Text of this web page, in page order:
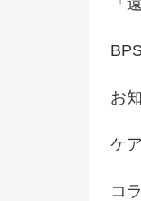
お
ケ
コ